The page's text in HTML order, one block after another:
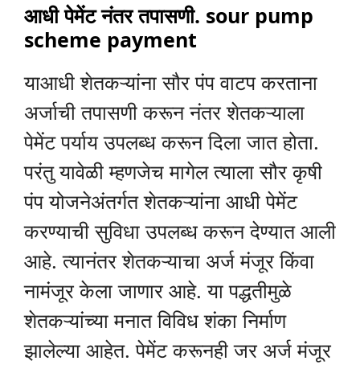
आधी पेमेंट नंतर तपासणी. sour pump
scheme payment
याआधी शेतकऱ्यांना सौर पंप वाटप करताना
अर्जाची तपासणी करून नंतर शेतकऱ्याला
पेमेंट पर्याय उपलब्ध करून दिला जात होता.
परंतु यावेळी म्हणजेच मागेल त्याला सौर कृषी
पंप योजनेअंतर्गत शेतकऱ्यांना आधी पेमेंट
करण्याची सुविधा उपलब्ध करून देण्यात आली
आहे. त्यानंतर शेतकऱ्याचा अर्ज मंजूर किंवा
नामंजूर केला जाणार आहे. या पद्धतीमुळे
शेतकऱ्यांच्या मनात विविध शंका निर्माण
झालेल्या आहेत. पेमेंट करूनही जर अर्ज मंजूर